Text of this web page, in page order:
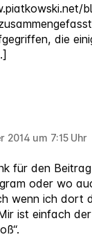
die
2014 um 7:15 Uhr
für den
oder wo
wenn ich dort
ist einfach